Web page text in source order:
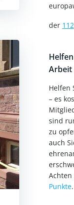
der 112
Arbeit
Helfen
– es
sind
zu
auch
Punkte.